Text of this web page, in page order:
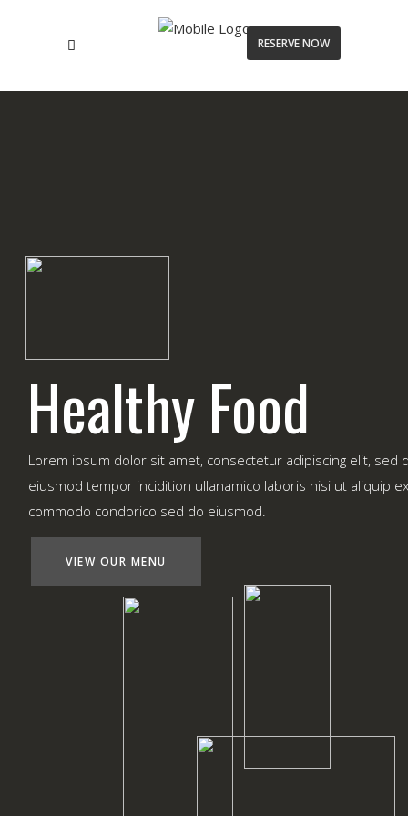
RESERVE NOW
Lorem ipsum dolor sit amet, consectetur adipiscing elit, sed
eiusmod tempor incidition ullanamico laboris nisi ut aliquip ex
commodo condorico sed do eiusmod.
VIEW OUR MENU